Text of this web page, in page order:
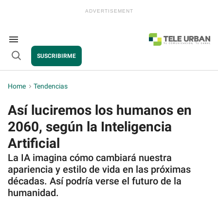
Search
&
Section
Navigation
Open
SUSCRIBIRME
Home > Tendencias
Así luciremos los humanos en
2060, según la Inteligencia
Artificial
La IA imagina cómo cambiará nuestra
apariencia y estilo de vida en las próximas
décadas. Así podría verse el futuro de la
humanidad.